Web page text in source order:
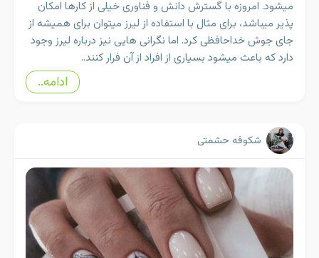
میشود. امروزه با گسترش دانش و فناوری خیلی از کارها امکان
پذیر میباشد، برای مثال با استفاده از لیرز میتوان برای همیشه از
جای جوش خداحافظی کرد. اما نگرانی هایی نیز درباره لیرز وجود
دارد که باعث میشود بسیاری از افراد از آن فرار کنند..
ادامه..
شکوفه حشمتی